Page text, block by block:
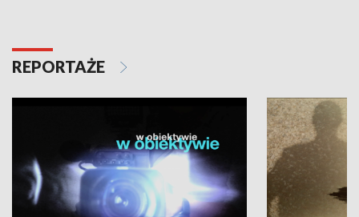
REPORTAŻE